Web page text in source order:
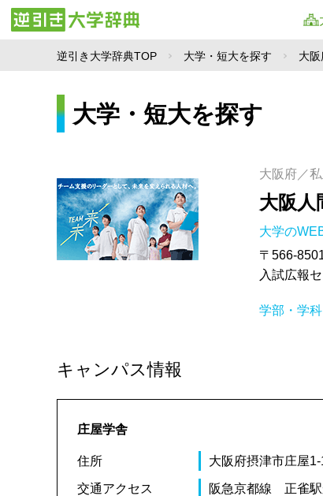
逆引き大学辞典TOP 大学・短大を探す 大
大学・短大を探す
大阪府／
大阪人
大学の
〒566-
入試広報
学部・学科
キャンパス情報
庄屋学舎
住所 大阪府摂津市庄屋
交通アクセス 阪急京都線 正雀